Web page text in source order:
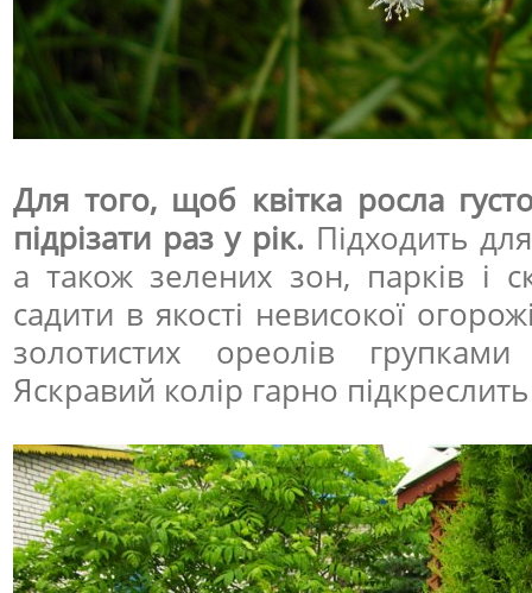
Для того, щоб квітка росла
підрізати раз у рік. Підходить
а також зелених зон, парків і
садити в якості невисокої
золотистих ореолів
Яскравий колір гарно